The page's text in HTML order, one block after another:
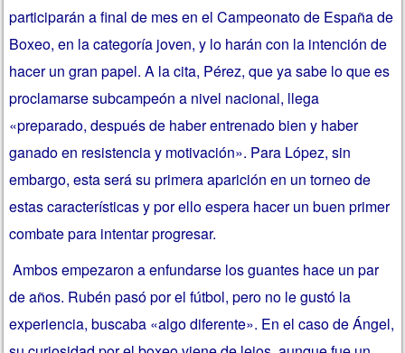
participarán a final de mes en el Campeonato de España de
Boxeo, en la categoría joven, y lo harán con la intención de
hacer un gran papel. A la cita, Pérez, que ya sabe lo que es
proclamarse subcampeón a nivel nacional, llega
«preparado, después de haber entrenado bien y haber
ganado en resistencia y motivación». Para López, sin
embargo, esta será su primera aparición en un torneo de
estas características y por ello espera hacer un buen primer
combate para intentar progresar.
Ambos empezaron a enfundarse los guantes hace un par
de años. Rubén pasó por el fútbol, pero no le gustó la
experiencia, buscaba «algo diferente». En el caso de Ángel,